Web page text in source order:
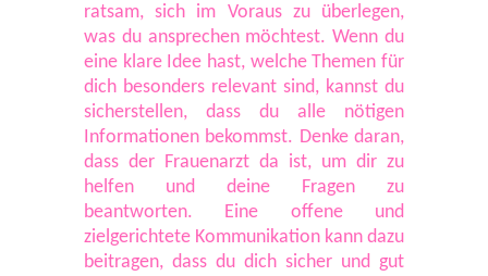
ratsam, sich im Voraus zu überlegen,
was du ansprechen möchtest. Wenn du
eine klare Idee hast, welche Themen für
dich besonders relevant sind, kannst du
sicherstellen, dass du alle nötigen
Informationen bekommst. Denke daran,
dass der Frauenarzt da ist, um dir zu
helfen und deine Fragen zu
beantworten. Eine offene und
zielgerichtete Kommunikation kann dazu
beitragen, dass du dich sicher und gut